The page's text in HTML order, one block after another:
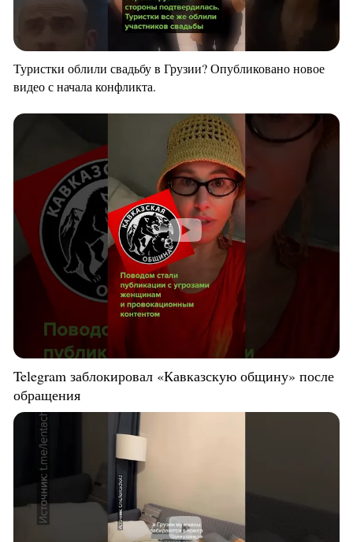
Туристки облили свадьбу в Грузии? Опубликовано новое
видео с начала конфликта.
Telegram заблокировал «Кавказскую общину» после
обращения